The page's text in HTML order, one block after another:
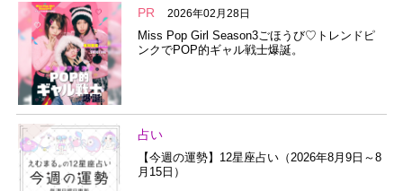
PR 2026年02月28日
Miss Pop Girl Season3ごほうび♡トレンドピ
ンクでPOP的ギャル戦士爆誕。
占い
【今週の運勢】12星座占い（2026年8月9日～8
月15日）